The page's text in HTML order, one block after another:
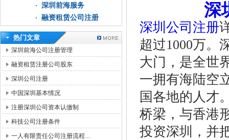
深圳前海服务
融资租赁公司注册
热门文章
深圳前海公司注册管理
融资租赁注册公司股东
深圳公司注册
中国深圳基本情况
注册深圳公司资本认缴制
科技公司注册条件
一人有限责任公司注册流程…
深
深圳公司注册
超过1000万。
大门，是全世
一拥有海陆空
国各地的人才
桥梁，与香港
投资深圳，并